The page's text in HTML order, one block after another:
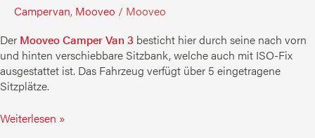
Campervan, Mooveo / Mooveo
Der Mooveo Camper Van 3 besticht hier durch seine nach vorn
und hinten verschiebbare Sitzbank, welche auch mit ISO-Fix
ausgestattet ist. Das Fahrzeug verfügt über 5 eingetragene
Sitzplätze.
Weiterlesen »